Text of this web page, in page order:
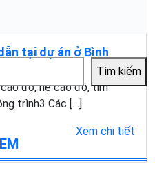
tại dự án ở Bình
độ, hệ cao độ, tim
trình3 Các […]
Xem chi tiết
Tìm kiếm